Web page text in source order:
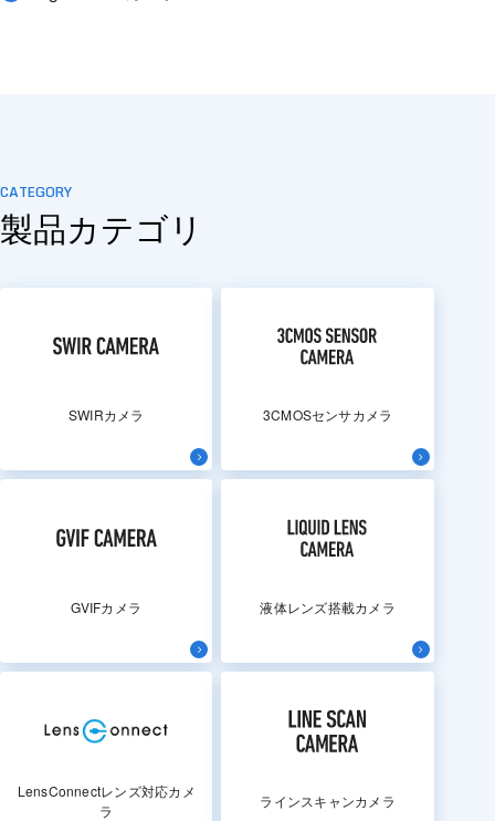
CATEGORY
製品カテゴリ
SWIRカメラ 3CMOSセンサカメラ
GVIFカメラ 液体レンズ搭載カメラ
LensConnectレンズ対応カメ
ラ
ラインスキャンカメラ